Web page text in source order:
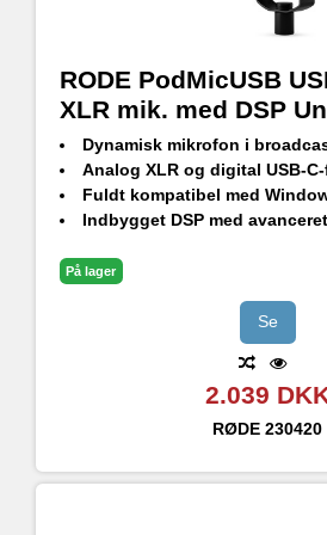
RODE PodMicUSB
XLR mik. med DSP
Dynamisk mikrofon i
Analog XLR og digital USB-
Fuldt kompatibel med Windows- og Mac-computere
Indbygget DSP med avanceret
Indbygget hovedtelefonudgang med
Integreret affjedring for nem og
Indbygget popfilter for at minimere pops og pust samt intern
Eksternt popfilter i studiekvalitet
Robust konstruktion, helt i metal – utrolig
På lager
Se
2.039
RØDE 230420